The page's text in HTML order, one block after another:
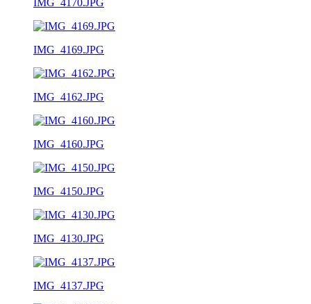
IMG_4169.JPG
IMG_4162.JPG
IMG_4160.JPG
IMG_4150.JPG
IMG_4130.JPG
IMG_4137.JPG